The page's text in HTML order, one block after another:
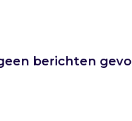
berichten